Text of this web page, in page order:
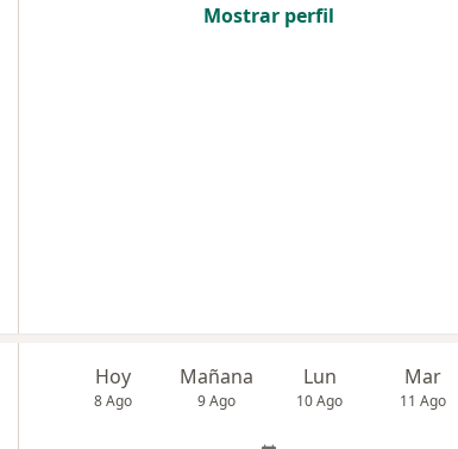
Mostrar perfil
Hoy
8 Ago
Mañana
9 Ago
Lun
10 Ago
Mar
11 Ago